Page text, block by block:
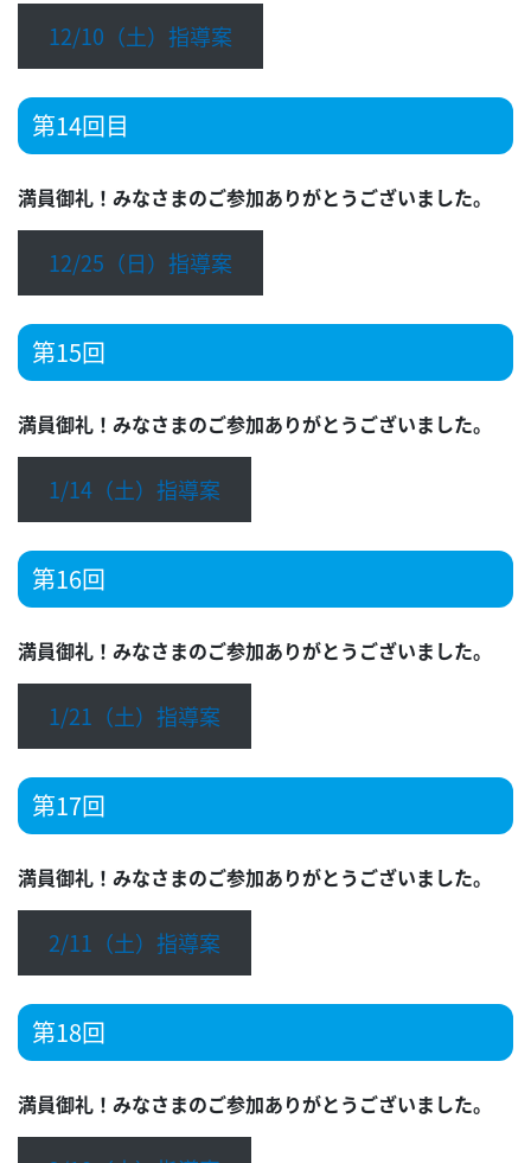
12/10（土）指導案
第14回目
満員御礼！みなさまのご参加ありがとうございました。
12/25（日）指導案
第15回
満員御礼！みなさまのご参加ありがとうございました。
1/14（土）指導案
第16回
満員御礼！みなさまのご参加ありがとうございました。
1/21（土）指導案
第17回
満員御礼！みなさまのご参加ありがとうございました。
2/11（土）指導案
第18回
満員御礼！みなさまのご参加ありがとうございました。